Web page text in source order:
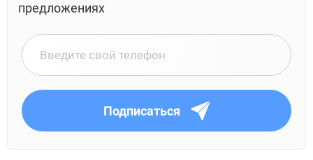
предложениях
Подписаться